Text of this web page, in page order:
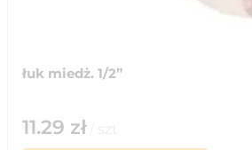
łuk miedż. 1/2”
11.29 zł/